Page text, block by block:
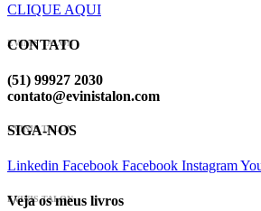
CLIQUE AQUI
EVINIS TALON
CONTATO
(51) 99927 2030
contato@evinistalon.com
EVINIS TALON
SIGA-NOS
Linkedin Facebook Facebook Instagram
EVINIS TALON
Veja os meus livros